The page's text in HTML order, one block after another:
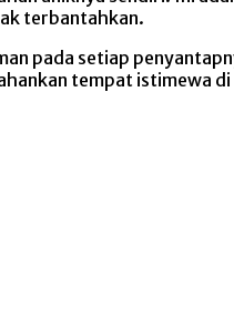
terbantahkan.
pada setiap
tempat istimewa di